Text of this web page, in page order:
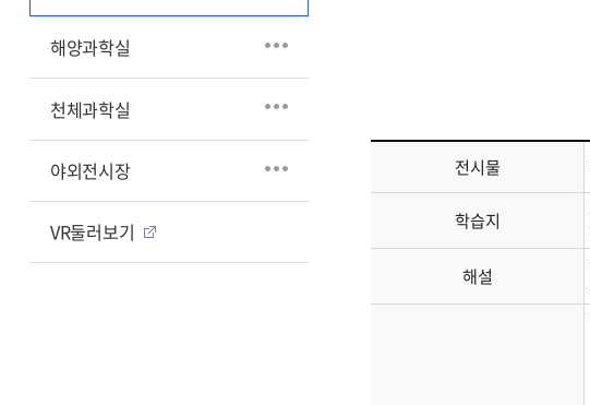
해양과학실
천체과학실
야외전시장
VR둘러보기
전시물
학습지
해설